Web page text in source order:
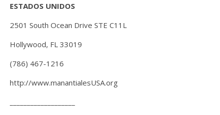
ESTADOS UNIDOS
2501 South Ocean Drive STE C11L
Hollywood, FL 33019
(786) 467-1216
http://www.manantialesUSA.org